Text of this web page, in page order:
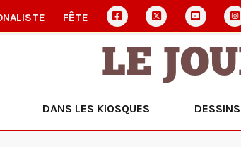
FÊTE
LE
DANS LES KIOSQUES